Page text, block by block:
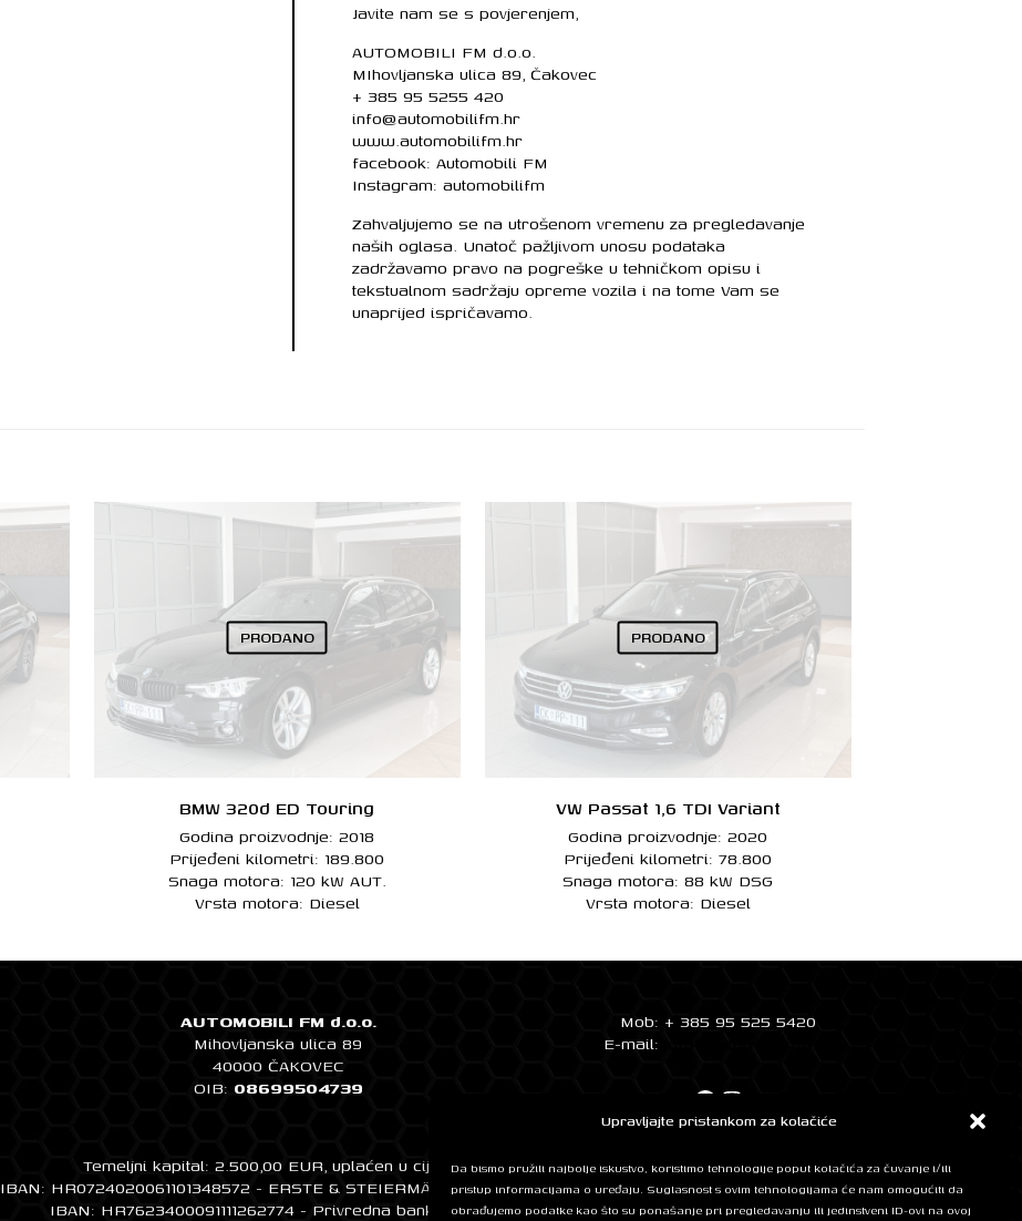
Upravljajte pristankom za kolačiće
Da bismo pružili najbolje iskustvo, koristimo tehnologije poput kolačića za čuvanje i/ili
pristup informacijama o uređaju. Suglasnost s ovim tehnologijama će nam omogućiti da
obrađujemo podatke kao što su ponašanje pri pregledavanju ili jedinstveni ID-ovi na ovoj
Javite nam se s povjerenjem,
AUTOMOBILI FM d.o.o.
MIhovljanska ulica 89, Čakovec
+ 385 95 5255 420
info@automobilifm.hr
www.automobilifm.hr
facebook: Automobili FM
Instagram: automobilifm
Zahvaljujemo se na utrošenom vremenu za pregledavanje
naših oglasa. Unatoč pažljivom unosu podataka
zadržavamo pravo na pogreške u tehničkom opisu i
tekstualnom sadržaju opreme vozila i na tome Vam se
unaprijed ispričavamo.
PRODANO
BMW 320d ED Touring
Godina proizvodnje: 2018
Prijeđeni kilometri: 189.800
Snaga motora: 120 kW AUT.
Vrsta motora: Diesel
PRODANO
VW Passat 1,6 TDI Variant
Godina proizvodnje: 2020
Prijeđeni kilometri: 78.800
Snaga motora: 88 kW DSG
Vrsta motora: Diesel
AUTOMOBILI FM d.o.o.
Mihovljanska ulica 89
40000 ČAKOVEC
OIB: 08699504739
Temeljni kapital: 2.500,00 EUR, uplaćen u cijelosti
IBAN: HR0724020061101348572 - ERSTE & STEIERMÄRKISCHE BANK
IBAN: HR7623400091111262774 - Privredna banka Zagreb
Mob: + 385 95 525 5420
E-mail:
Facebook
Instagram